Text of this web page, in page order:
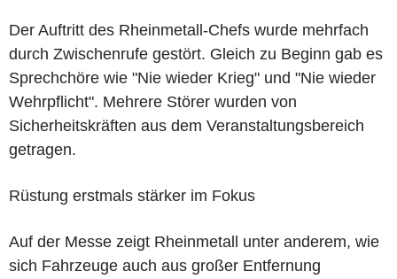
Der Auftritt des Rheinmetall-Chefs wurde mehrfach
durch Zwischenrufe gestört. Gleich zu Beginn gab es
Sprechchöre wie "Nie wieder Krieg" und "Nie wieder
Wehrpflicht". Mehrere Störer wurden von
Sicherheitskräften aus dem Veranstaltungsbereich
getragen.
Rüstung erstmals stärker im Fokus
Auf der Messe zeigt Rheinmetall unter anderem, wie
sich Fahrzeuge auch aus großer Entfernung